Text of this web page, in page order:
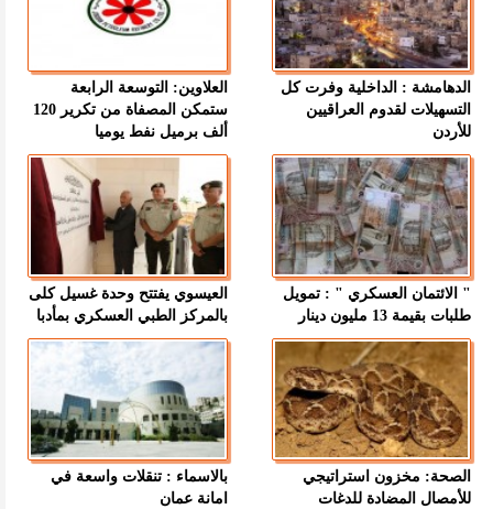
الدهامشة : الداخلية وفرت كل
التسهيلات لقدوم العراقيين
للأردن
العلاوين: التوسعة الرابعة
ستمكن المصفاة من تكرير 120
ألف برميل نفط يوميا
" الائتمان العسكري " : تمويل
طلبات بقيمة 13 مليون دينار
العيسوي يفتتح وحدة غسيل كلى
بالمركز الطبي العسكري بمأدبا
الصحة: مخزون استراتيجي
للأمصال المضادة للدغات
بالاسماء : تنقلات واسعة في
امانة عمان